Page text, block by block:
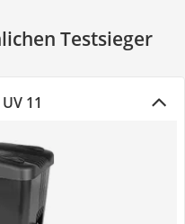
Testsieger
11